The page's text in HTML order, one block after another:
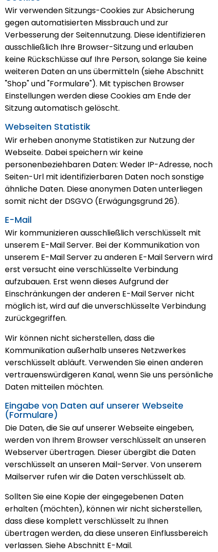
Wir verwenden Sitzungs-Cookies zur Absicherung
gegen automatisierten Missbrauch und zur
Verbesserung der Seitennutzung. Diese identifizieren
ausschließlich Ihre Browser-Sitzung und erlauben
keine Rückschlüsse auf Ihre Person, solange Sie keine
weiteren Daten an uns übermitteln (siehe Abschnitt
"Shop" und "Formulare"). Mit typischen Browser
Einstellungen werden diese Cookies am Ende der
Sitzung automatisch gelöscht.
Webseiten Statistik
Wir erheben anonyme Statistiken zur Nutzung der
Webseite. Dabei speichern wir keine
personenbeziehbaren Daten: Weder IP-Adresse, noch
Seiten-Url mit identifizierbaren Daten noch sonstige
ähnliche Daten. Diese anonymen Daten unterliegen
somit nicht der DSGVO (Erwägungsgrund 26).
E-Mail
Wir kommunizieren ausschließlich verschlüsselt mit
unserem E-Mail Server. Bei der Kommunikation von
unserem E-Mail Server zu anderen E-Mail Servern wird
erst versucht eine verschlüsselte Verbindung
aufzubauen. Erst wenn dieses Aufgrund der
Einschränkungen der anderen E-Mail Server nicht
möglich ist, wird auf die unverschlüsselte Verbindung
zurückgegriffen.
Wir können nicht sicherstellen, dass die
Kommunikation außerhalb unseres Netzwerkes
verschlüsselt abläuft. Verwenden Sie einen anderen
vertrauenswürdigeren Kanal, wenn Sie uns persönliche
Daten mitteilen möchten.
Eingabe von Daten auf unserer Webseite
(Formulare)
Die Daten, die Sie auf unserer Webseite eingeben,
werden von Ihrem Browser verschlüsselt an unseren
Webserver übertragen. Dieser übergibt die Daten
verschlüsselt an unseren Mail-Server. Von unserem
Mailserver rufen wir die Daten verschlüsselt ab.
Sollten Sie eine Kopie der eingegebenen Daten
erhalten (möchten), können wir nicht sicherstellen,
dass diese komplett verschlüsselt zu Ihnen
übertragen werden, da diese unseren Einflussbereich
verlassen. Siehe Abschnitt E-Mail.